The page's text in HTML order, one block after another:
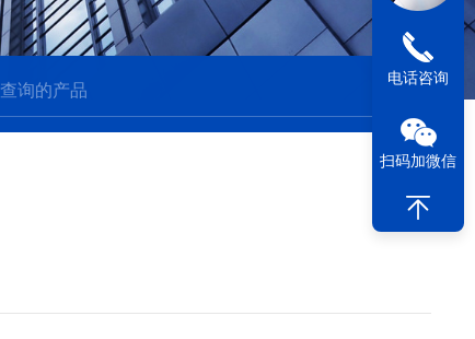
电话咨询
扫码加微信